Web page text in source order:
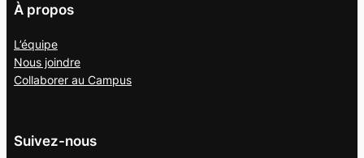
À propos
L’équipe
Nous joindre
Collaborer au Campus
Suivez-nous